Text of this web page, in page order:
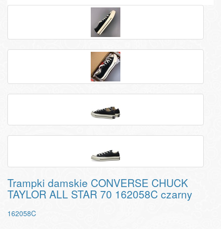
Trampki damskie CONVERSE CHUCK
TAYLOR ALL STAR 70 162058C czarny
162058C